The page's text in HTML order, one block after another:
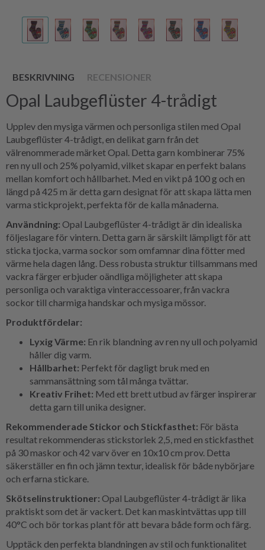
BESKRIVNING RECENSIONER
Opal Laubgeflüster 4-trådigt
Upplev den mysiga värmen och personliga stilen med Opal
Laubgeflüster 4-trådigt, en delikat garn från det
välrenommerade märket Opal. Detta garn kombinerar 75%
ren ny ull och 25% polyamid, vilket skapar en perfekt balans
mellan komfort och hållbarhet. Med en vikt på 100 g och en
längd på 425 m är detta garn designat för att skapa lätta men
varma stickprojekt, perfekta för de kalla månaderna.
Användning: Opal Laubgeflüster 4-trådigt är din idealiska
följeslagare för vintern. Detta garn är särskilt lämpligt för att
sticka tjocka, varma sockor som omfamnar dina fötter med
värme hela dagen lång. Dess robusta struktur tillsammans med
vackra färger erbjuder oändliga möjligheter att skapa
personliga och varaktiga vinteraccessoarer, från vackra
sockor till charmiga handskar och mysiga mössor.
Produktfördelar:
Lyxig Värme: En rik blandning av ren ny ull och polyamid
håller dig varm.
Hållbarhet: Perfekt för dagligt bruk med en
sammansättning som tål många tvättar.
Kreativ Frihet: Med ett brett utbud av färger inspirerar
detta garn till unika designer.
Rekommenderade Stickor och Stickfasthet: För bästa
resultat rekommenderas stickstorlek 2,5, med en stickfasthet
på 30 maskor och 42 varv över en 10x10 cm prov. Detta
säkerställer en fin och jämn textur, idealisk för både nybörjare
och erfarna stickare.
Skötselinstruktioner: Opal Laubgeflüster 4-trådigt är lika
praktiskt som det är vackert. Det kan maskintvättas upp till
40°C och bör torkas plant för att bevara både form och färg.
Upptäck den perfekta blandningen av stil och funktionalitet